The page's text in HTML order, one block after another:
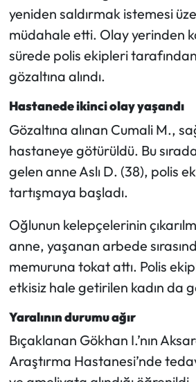
yeniden saldırmak istemesi
müdahale etti. Olay yerinden
sürede polis ekipleri
gözaltına alındı.
Hastanede ikinci olay yaşandı
Gözaltına alınan Cumali M.,
hastaneye götürüldü. Bu
gelen anne Aslı D. (38), polis
tartışmaya başladı.
Oğlunun kelepçelerinin
anne, yaşanan arbede
memuruna tokat attı. Polis
etkisiz hale getirilen kadın da
Yaralının durumu ağır
Bıçaklanan Gökhan I.’nın
Araştırma Hastanesi’nde
Yaşam
Yayla Haber
Yemek Tarifleri
Yerel Haberler